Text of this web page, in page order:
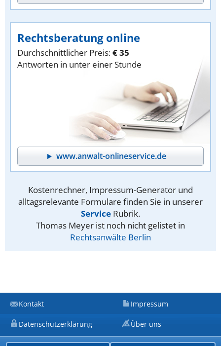
Rechtsberatung online
Durchschnittlicher Preis:€ 35
Antworten in unter einer Stunde
www.anwalt-onlineservice.de
Kostenrechner, Impressum-Generator und
alltagsrelevante Formulare finden Sie in unserer
Service Rubrik.
Thomas Meyer ist noch nicht gelistet in
Rechtsanwälte Berlin
Kontakt Impressum
Datenschutzerklärung Über uns